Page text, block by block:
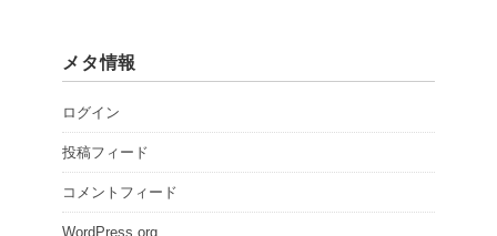
メタ情報
ログイン
投稿フィード
コメントフィード
WordPress.org